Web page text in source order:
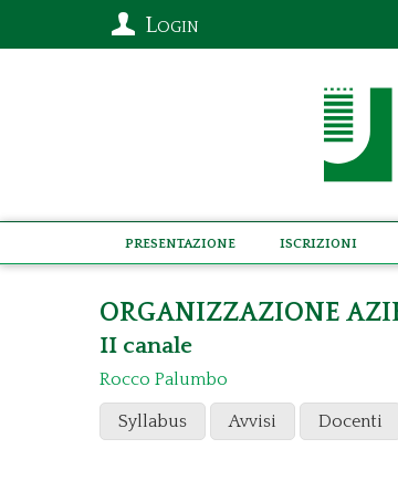
Login
Presentazione Iscrizioni
ORGANIZZAZIONE
II canale
Rocco Palumbo
Syllabus Avvisi Docenti